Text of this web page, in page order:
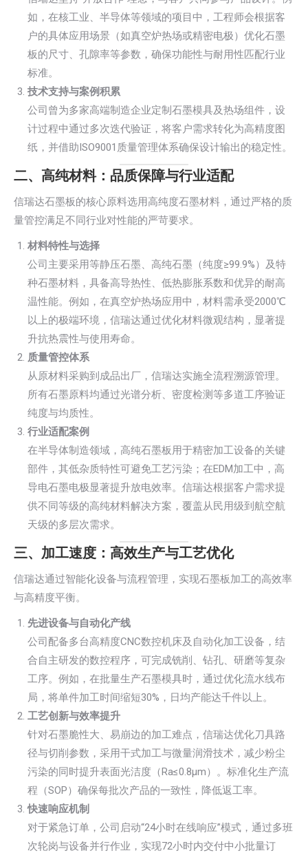
如，在核工业、半导体等领域的项目中，工程师会根据客
户的具体应用场景（如真空炉热场或精密电极）优化石墨
板的尺寸、孔隙率等参数，确保功能性与耐用性匹配行业
标准。
技术支持与案例积累
公司曾为多家高端制造企业定制石墨模具及热场组件，设
计过程中通过多次迭代验证，将客户需求转化为高精度图
纸，并借助ISO9001质量管理体系确保设计输出的稳定性。
二、高纯材料：品质保障与行业适配
信瑞达石墨板的核心原料选用高纯度石墨材料，通过严格的质
量管控满足不同行业对性能的严苛要求。
材料特性与选择
公司主要采用等静压石墨、高纯石墨（纯度≥99.9%）及特
种石墨材料，具备高导热性、低热膨胀系数和优异的耐高
温性能。例如，在真空炉热场应用中，材料需承受2000℃
以上的极端环境，信瑞达通过优化材料微观结构，显著提
升抗热震性与使用寿命。
质量管控体系
从原材料采购到成品出厂，信瑞达实施全流程溯源管理。
所有石墨原料均通过光谱分析、密度检测等多道工序验证
纯度与均质性。
行业适配案例
在半导体制造领域，高纯石墨板用于精密加工设备的关键
部件，其低杂质特性可避免工艺污染；在EDM加工中，高
导电石墨电极显著提升放电效率。信瑞达根据客户需求提
供不同等级的高纯材料解决方案，覆盖从民用级到航空航
天级的多层次需求。
三、加工速度：高效生产与工艺优化
信瑞达通过智能化设备与流程管理，实现石墨板加工的高效率
与高精度平衡。
先进设备与自动化产线
公司配备多台高精度CNC数控机床及自动化加工设备，结
合自主研发的数控程序，可完成铣削、钻孔、研磨等复杂
工序。例如，在批量生产石墨模具时，通过优化流水线布
局，将单件加工时间缩短30%，日均产能达千件以上。
工艺创新与效率提升
针对石墨脆性大、易崩边的加工难点，信瑞达优化刀具路
径与切削参数，采用干式加工与微量润滑技术，减少粉尘
污染的同时提升表面光洁度（Ra≤0.8μm）。标准化生产流
程（SOP）确保每批次产品的一致性，降低返工率。
快速响应机制
对于紧急订单，公司启动“24小时在线响应”模式，通过多班
次轮岗与设备并行作业，实现72小时内交付中小批量订